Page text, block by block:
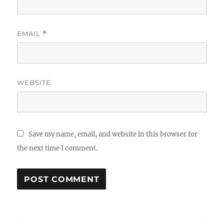
EMAIL *
WEBSITE
Save my name, email, and website in this browser for
the next time I comment.